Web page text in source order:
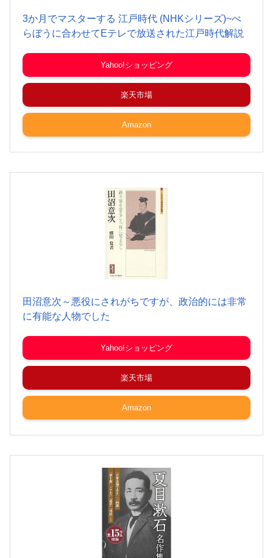
3か月でマスターする 江戸時代 (NHKシリーズ)~べ
らぼうに合わせてEテレで放送された江戸時代解説
Yahoo!ショッピング
楽天市場
Amazon
田沼意次～悪役にされがちですが、政治的には非常
に有能な人物でした
Yahoo!ショッピング
楽天市場
Amazon